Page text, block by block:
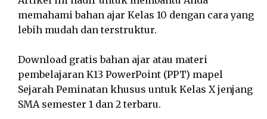
memahami bahan ajar Kelas 10 dengan cara yang
lebih mudah dan terstruktur.
Download gratis bahan ajar atau materi
pembelajaran K13 PowerPoint (PPT) mapel
Sejarah Peminatan khusus untuk Kelas X jenjang
SMA semester 1 dan 2 terbaru.